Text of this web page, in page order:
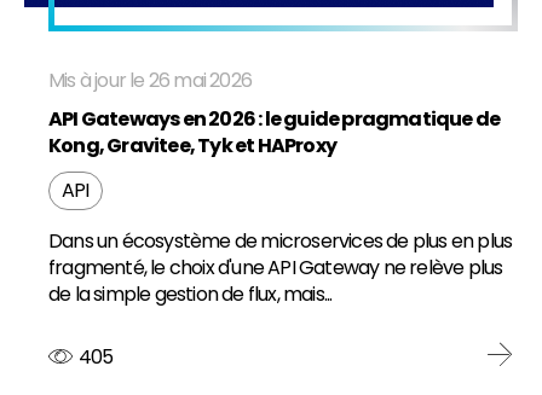
Mis à jour le 26 mai 2026
API Gateways en 2026 : le guide pragmatique de
Kong, Gravitee, Tyk et HAProxy
API
Dans un écosystème de microservices de plus en plus
fragmenté, le choix d'une API Gateway ne relève plus
de la simple gestion de flux, mais...
405